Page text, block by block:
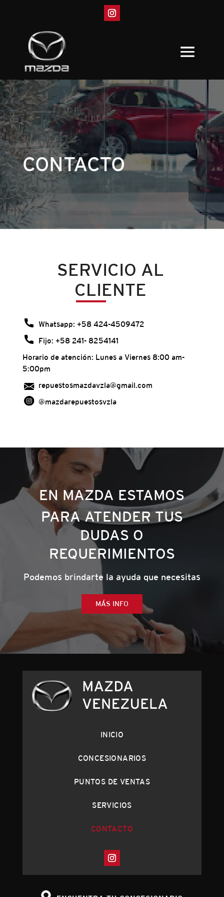
CONTACTO
SERVICIO AL
CLIENTE
Whatsapp: +58 424-4509472
Fijo: +58 241- 8254141
Horario de atención: Lunes a Viernes 8:00 am-
5:00pm
repuestosmazdavzla@gmail.com
@mazdarepuestosvzla
EN MAZDA ESTAMOS
PARA ATENDER TUS
DUDAS O
REQUERIMIENTOS
Podemos brindarte la ayuda que necesitas
MÁS INFO
INICIO
CONCESIONARIOS
PUNTOS DE VENTAS
SERVICIOS
CONTACTO